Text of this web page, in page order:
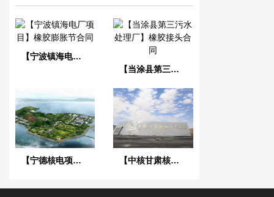
【宁波镇海电厂项目】橡胶膨胀节合同
【当涂县第三污水处理厂】橡胶接头合同
【宁德核电项目】橡胶接头合同 【中核甘肃核技术产业园】橡胶接头